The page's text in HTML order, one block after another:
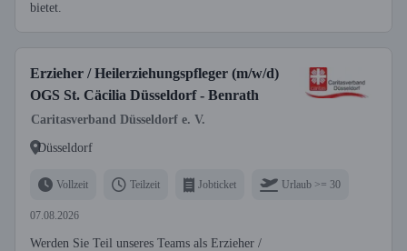
bietet.
Erzieher / Heilerziehungspfleger (m/w/d)
OGS St. Cäcilia Düsseldorf - Benrath
Caritasverband Düsseldorf e. V.
Düsseldorf
Vollzeit Teilzeit Jobticket Urlaub >= 30
07.08.2026
Werden Sie Teil unseres Teams als Erzieher /